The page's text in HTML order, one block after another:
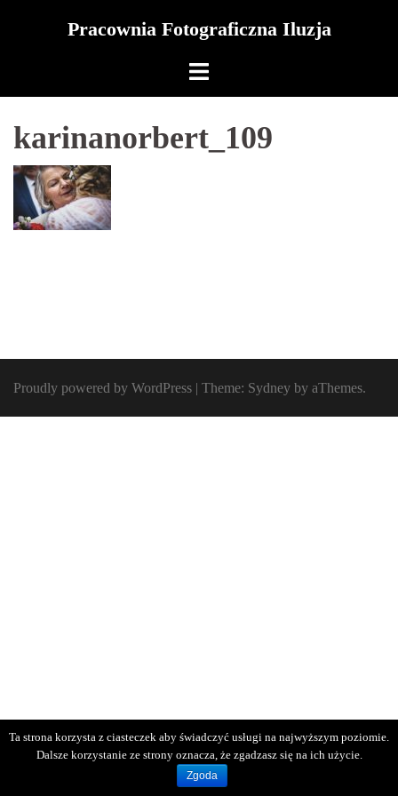
Pracownia Fotograficzna Iluzja
karinanorbert_109
Proudly powered by WordPress | Theme: Sydney by aThemes.
Ta strona korzysta z ciasteczek aby świadczyć usługi na najwyższym poziomie.
Dalsze korzystanie ze strony oznacza, że zgadzasz się na ich użycie.
Zgoda